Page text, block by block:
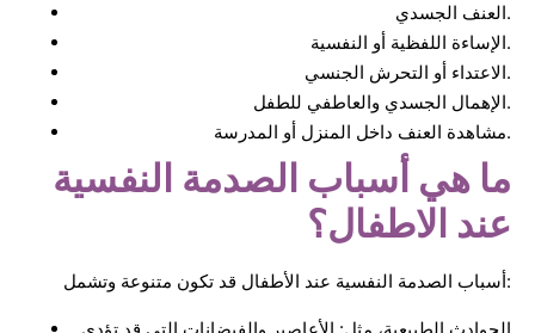
العنف الجسدي.
الإساءة اللفظية أو النفسية.
الاعتداء أو التحرش الجنسي.
الإهمال الجسدي والعاطفي للطفل.
مشاهدة العنف داخل المنزل أو المدرسة.
ما هي أسباب الصدمة النفسية
عند الاطفال؟
أسباب الصدمة النفسية عند الأطفال قد تكون متنوعة وتشمل:
الحوادث الطبيعية، مثل: الأعاصير والفيضانات التي قد تؤدي